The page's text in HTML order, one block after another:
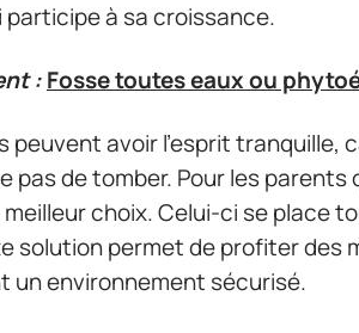
à sa croissance.
:Fosse toutes eaux ou
peuvent avoir l’esprit tranquille,
pas de tomber. Pour les parents
choix. Celui-ci se place
solution permet de profiter des
un environnement sécurisé.